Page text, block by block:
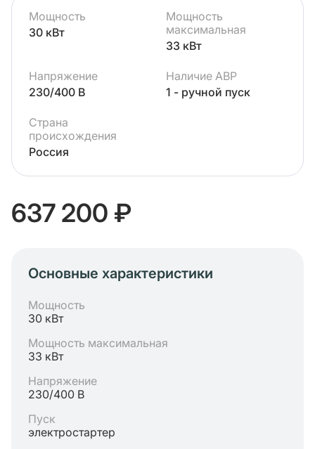
Мощность
30 кВт
Мощность
максимальная
33 кВт
Напряжение
230/400 В
Наличие АВР
1 - ручной пуск
Страна
происхождения
Россия
637 200 ₽
Основные характеристики
Мощность
30 кВт
Мощность максимальная
33 кВт
Напряжение
230/400 В
Пуск
электростартер